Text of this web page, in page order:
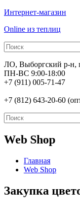
Интернет-магазин
Online из теплиц
ЛО, Выборгский р-н,
ПН-ВС 9:00-18:00
+7 (911) 005-71-47
+7 (812) 643-20-60
Web Shop
Главная
Web Shop
Закупка